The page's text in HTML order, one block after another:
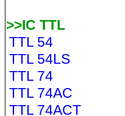
>>IC TTL
TTL 54
TTL 54LS
TTL 74
TTL 74AC
TTL 74ACT